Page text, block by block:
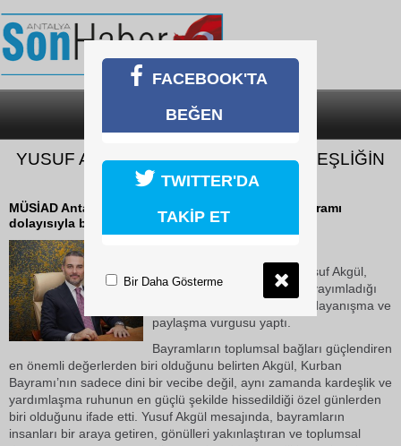
SON DAKİKA
YUSUF AKGÜL: "BAYRAMLAR, KARDEŞLİĞİN
EN GÜÇLÜ YANSIMASIDIR"
MÜSİAD Antalya Başkanı Yusuf Akgül, Kurban Bayramı
dolayısıyla bir mesaj yayımladı.
MÜSİAD Antalya Başkanı Yusuf Akgül,
Kurban Bayramı dolayısıyla yayımladığı
mesajında birlik, beraberlik, dayanışma ve
paylaşma vurgusu yaptı.
Bayramların toplumsal bağları güçlendiren
en önemli değerlerden biri olduğunu belirten Akgül, Kurban
Bayramı’nın sadece dini bir vecibe değil, aynı zamanda kardeşlik ve
yardımlaşma ruhunun en güçlü şekilde hissedildiği özel günlerden
biri olduğunu ifade etti. Yusuf Akgül mesajında, bayramların
insanları bir araya getiren, gönülleri yakınlaştıran ve toplumsal
FACEBOOK'TA
BEĞEN
TWITTER'DA
TAKİP ET
Bir Daha Gösterme